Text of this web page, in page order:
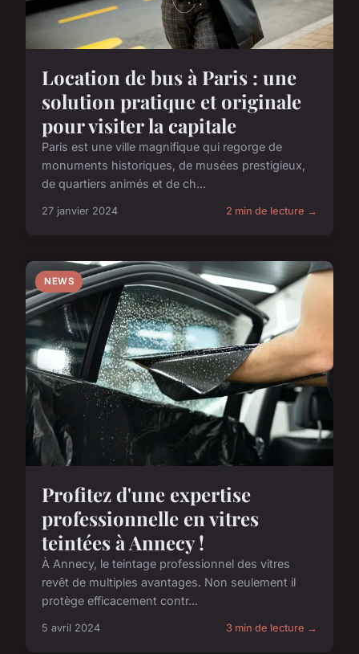
Location de bus à Paris : une
solution pratique et originale
pour visiter la capitale
Paris est une ville magnifique qui regorge de
monuments historiques, de musées prestigieux,
de quartiers animés et de ch...
27 janvier 2024 2 min de lecture →
NEWS
Profitez d'une expertise
professionnelle en vitres
teintées à Annecy !
À Annecy, le teintage professionnel des vitres
revêt de multiples avantages. Non seulement il
protège efficacement contr...
5 avril 2024 3 min de lecture →